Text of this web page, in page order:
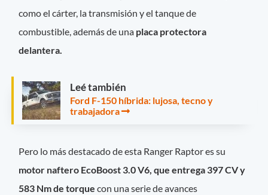
como el cárter, la transmisión y el tanque de
combustible, además de una placa protectora
delantera.
Leé también
Ford F-150 híbrida: lujosa, tecno y
trabajadora
Pero lo más destacado de esta Ranger Raptor es su
motor naftero EcoBoost 3.0 V6, que entrega 397 CV y
583 Nm de torque con una serie de avances